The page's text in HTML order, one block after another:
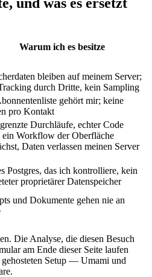
Warum ich es besitze
bleiben auf meinem Server;
durch Dritte, kein Sampling
gehört mir; keine
pro Kontakt
Durchläufe, echter Code
ein Workflow der Oberfläche
Daten verlassen meinen Server
Postgres, das ich kontrolliere, kein
proprietärer Datenspeicher
und Dokumente gehen nie an
Die Analyse, die diesen Besuch
am Ende dieser Seite laufen
gehosteten Setup — Umami und